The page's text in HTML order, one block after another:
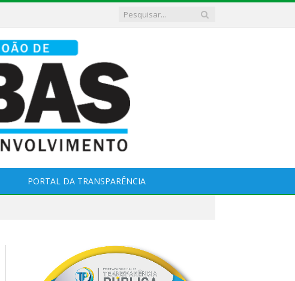
PORTAL DA TRANSPARÊNCIA